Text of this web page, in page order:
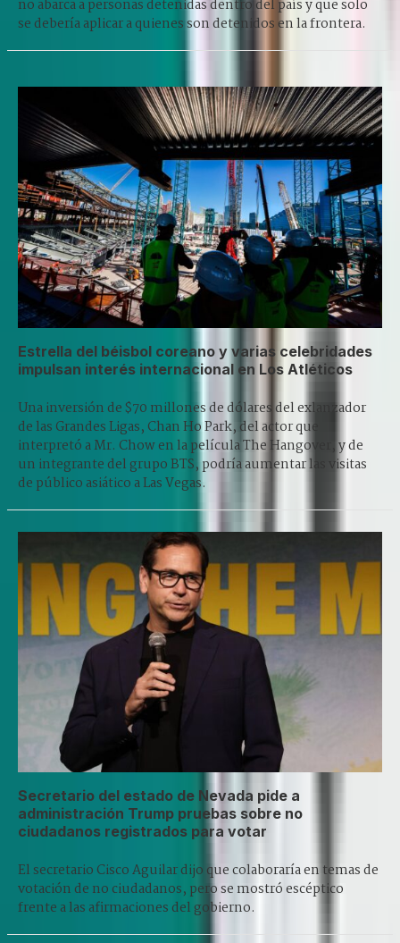
no abarca a personas detenidas dentro del país y que solo
se debería aplicar a quienes son detenidos en la frontera.
Estrella del béisbol coreano y varias celebridades
impulsan interés internacional en Los Atléticos
Una inversión de $70 millones de dólares del exlanzador
de las Grandes Ligas, Chan Ho Park, del actor que
interpretó a Mr. Chow en la película The Hangover, y de
un integrante del grupo BTS, podría aumentar las visitas
de público asiático a Las Vegas.
Secretario del estado de Nevada pide a
administración Trump pruebas sobre no
ciudadanos registrados para votar
El secretario Cisco Aguilar dijo que colaboraría en temas de
votación de no ciudadanos, pero se mostró escéptico
frente a las afirmaciones del gobierno.